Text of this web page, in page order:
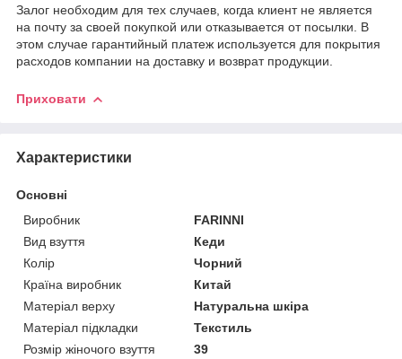
Залог необходим для тех случаев, когда клиент не является
на почту за своей покупкой или отказывается от посылки. В
этом случае гарантийный платеж используется для покрытия
расходов компании на доставку и возврат продукции.
Приховати
Характеристики
Основні
Виробник
FARINNI
Вид взуття
Кеди
Колір
Чорний
Країна виробник
Китай
Матеріал верху
Натуральна шкіра
Матеріал підкладки
Текстиль
Розмір жіночого взуття
39